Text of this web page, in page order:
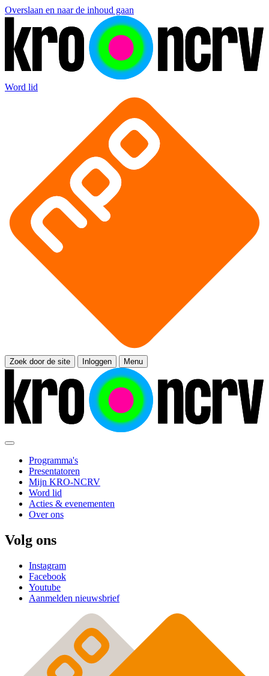
Overslaan en naar de inhoud gaan
Word lid
Zoek door de site Inloggen Menu
Programma's
Presentatoren
Mijn KRO-NCRV
Word lid
Acties & evenementen
Over ons
Volg ons
Instagram
Facebook
Youtube
Aanmelden nieuwsbrief